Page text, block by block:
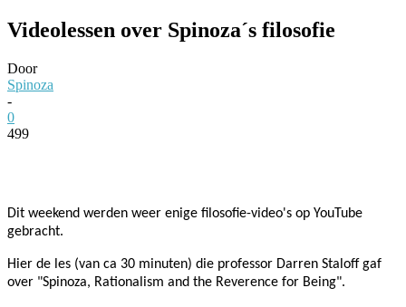
Videolessen over Spinoza´s filosofie
Door
Spinoza
-
0
499
Dit weekend werden weer enige filosofie-video's op YouTube
gebracht.
Hier de les (van ca 30 minuten) die professor Darren Staloff gaf
over "Spinoza, Rationalism and the Reverence for Being".